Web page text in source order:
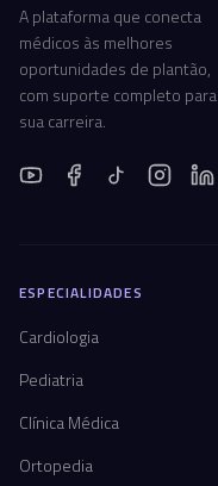
A plataforma que conecta
médicos às melhores
oportunidades de plantão,
com suporte completo para
sua carreira.
ESPECIALIDADES
Cardiologia
Pediatria
Clínica Médica
Ortopedia